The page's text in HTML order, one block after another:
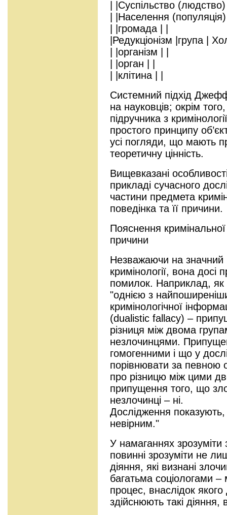
| |Суспільство
| |Населення
| |громада | |
|Редукціонізм |група |
| |організм | |
| |орган | |
| |клітина | |
Системний підхід
на науковців; окрім
підручника з
простого принципу
усі погляди, що мають
теоретичну цінність.
Вищевказані
прикладі сучасного
частини предмета
поведінка та її причини.
Пояснення
причини
Незважаючи на значний
кримінології, вона досі
помилок. Наприклад,
"однією з
кримінологічної
(dualistic fallacy) –
різниця між двома
незлочинцями.
гомогенними і що у
порівнювати за певною
про різницю між цими
припущення того, що
незлочинці – ні.
Дослідження
невірним."
У намаганнях зрозуміти
повинні зрозуміти не
діяння, які визнані
багатьма соціологами
процес, внаслідок
здійснюють такі